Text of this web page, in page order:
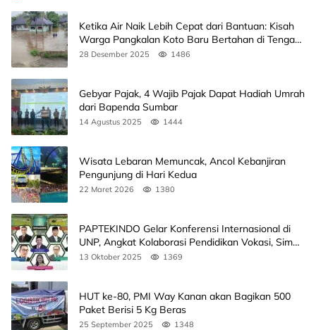
Ketika Air Naik Lebih Cepat dari Bantuan: Kisah
Warga Pangkalan Koto Baru Bertahan di Tengah
Banjir
28 Desember 2025 1486
Gebyar Pajak, 4 Wajib Pajak Dapat Hadiah Umrah
dari Bapenda Sumbar
14 Agustus 2025 1444
Wisata Lebaran Memuncak, Ancol Kebanjiran
Pengunjung di Hari Kedua
22 Maret 2026 1380
PAPTEKINDO Gelar Konferensi Internasional di
UNP, Angkat Kolaborasi Pendidikan Vokasi, Simak
Agendanya
13 Oktober 2025 1369
HUT ke-80, PMI Way Kanan akan Bagikan 500
Paket Berisi 5 Kg Beras
25 September 2025 1348